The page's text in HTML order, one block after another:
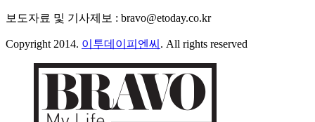
보도자료 및 기사제보 : bravo@etoday.co.kr
Copyright 2014. 이투데이피엔씨 . All rights reserved